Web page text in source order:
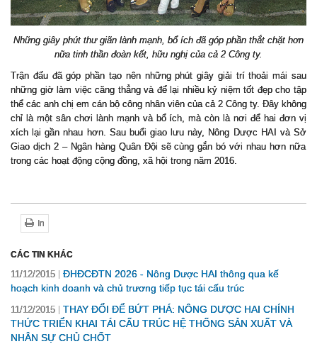
Những giây phút thư giãn lành mạnh, bổ ích đã góp phần thắt chặt hơn
nữa tinh thần đoàn kết, hữu nghị của cả 2 Công ty.
Trận đấu đã góp phần tạo nên những phút giây giải trí thoải mái sau
những giờ làm việc căng thẳng và để lại nhiều kỷ niệm tốt đẹp cho tập
thể các anh chị em cán bộ công nhân viên của cả 2 Công ty. Đây không
chỉ là một sân chơi lành mạnh và bổ ích, mà còn là nơi để hai đơn vị
xích lại gần nhau hơn. Sau buổi giao lưu này, Nông Dược HAI và Sở
Giao dịch 2 – Ngân hàng Quân Đội sẽcùng gắn bó với nhau hơn nữa
trong các hoạt động cộng đồng, xã hội trong năm 2016.
In
CÁC TIN KHÁC
11/12/2015
ĐHĐCĐTN 2026 - Nông Dược HAI thông qua kế
hoạch kinh doanh và chủ trương tiếp tục tái cấu trúc
11/12/2015
THAY ĐỔI ĐỂ BỨT PHÁ: NÔNG DƯỢC HAI CHÍNH
THỨC TRIỂN KHAI TÁI CẤU TRÚC HỆ THỐNG SẢN XUẤT VÀ
NHÂN SỰ CHỦ CHỐT